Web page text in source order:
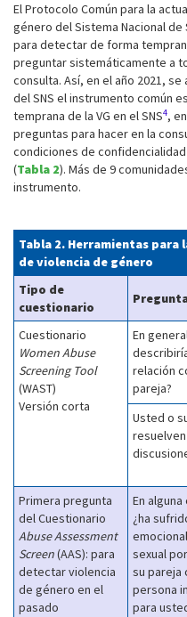
El Protocolo Común para la
género del Sistema Nacional de
para detectar de forma
preguntar sistemáticamente a
consulta. Así, en el año 2021,
del SNS el instrumento común
temprana de la VG en el SNS4,
preguntas para hacer en la
condiciones de
(Tabla 2). Más de 9
instrumento.
Tabla 2. Herramientas para
de violencia de género
Tipo de
cuestionario
Cuestionario
Women Abuse
Screening Tool
(WAST)
Versión corta
En
relación
pareja?
Usted o
Primera pregunta
del Cuestionario
Abuse Assessment
Screen(AAS): para
detectar violencia
de género en el
pasado
En
¿ha
sexual
su pareja
persona
para